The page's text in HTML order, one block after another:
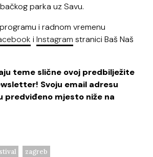
parka uz Savu.
i radnom vremenu
iInstagram stranici Baš Naš
teme slične ovoj predbilježite
Svoju email adresu
predviđeno mjesto niže na
zagreb